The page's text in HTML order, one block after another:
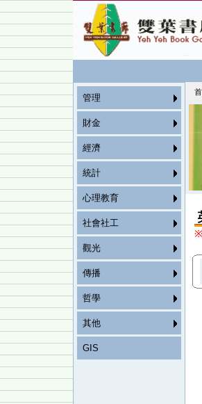
管理
財金
經濟
統計
心理教育
社會社工
觀光
傳播
哲學
其他
GIS
※